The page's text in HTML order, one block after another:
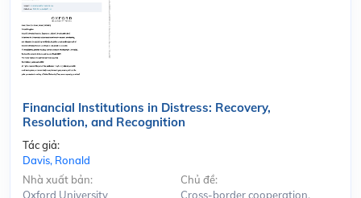
Financial Institutions in Distress: Recovery,
Resolution, and Recognition
Tác giả:
Davis, Ronald
Nhà xuất bản:
Oxford University
Chủ đề:
Cross-border cooperation,